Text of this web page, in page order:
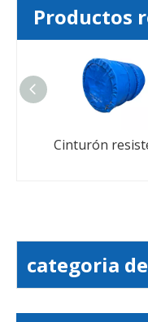
Productos
categoria